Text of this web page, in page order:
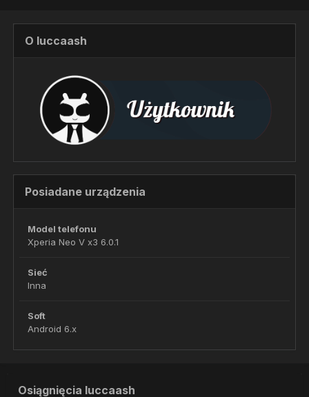
O luccaash
Posiadane urządzenia
Model telefonu
Xperia Neo V x3 6.0.1
Sieć
Inna
Soft
Android 6.x
Osiągnięcia luccaash